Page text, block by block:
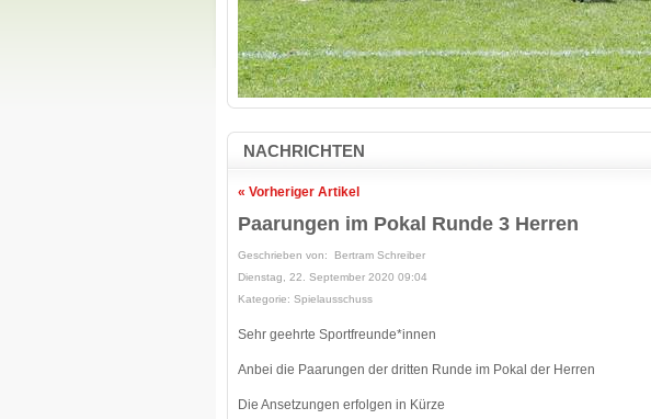
NACHRICHTEN
« Vorheriger Artikel
Paarungen im Pokal Runde 3 Herren
Geschrieben von: Bertram Schreiber
Dienstag, 22. September 2020 09:04
Kategorie: Spielausschuss
Sehr geehrte Sportfreunde*innen
Anbei die Paarungen der dritten Runde im Pokal der Herren
Die Ansetzungen erfolgen in Kürze